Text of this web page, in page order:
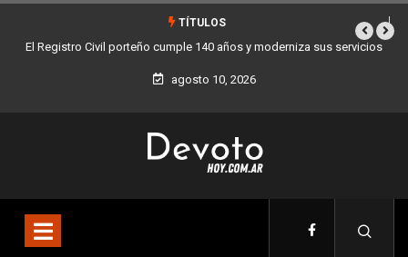
TÍTULOS
servicios Buenos Aires sumó 12 nuevos Bares Notables y ya son 90 en
la Ciudad
agosto 10, 2026